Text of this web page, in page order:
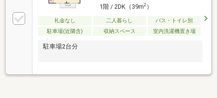
1階 / 2DK（39m2）
礼金なし 二人暮らし
バス・トイレ別
駐車場(近隣含)
収納スペース 室内洗濯機置き場
駐車場2台分